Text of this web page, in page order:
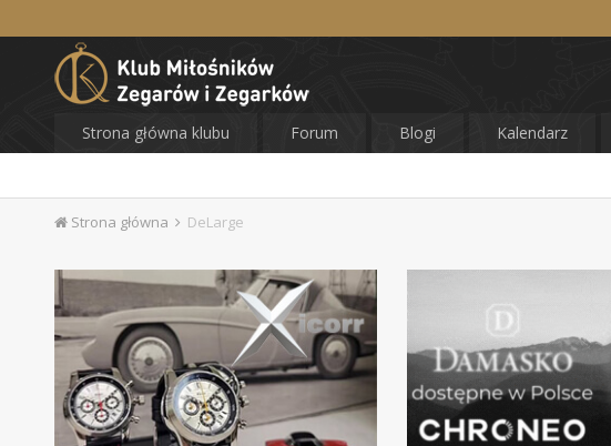
Strona główna klubu Forum Blogi Kalendarz
Strona główna DeLarge